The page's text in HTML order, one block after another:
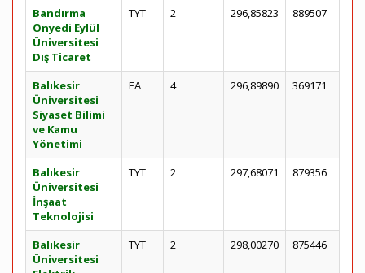
Bandırma
Onyedi Eylül
Üniversitesi
Dış Ticaret
TYT 2 296,85823 889507
Balıkesir
Üniversitesi
Siyaset Bilimi
ve Kamu
Yönetimi
EA 4 296,89890 369171
Balıkesir
Üniversitesi
İnşaat
Teknolojisi
TYT 2 297,68071 879356
Balıkesir
Üniversitesi
TYT 2 298,00270 875446